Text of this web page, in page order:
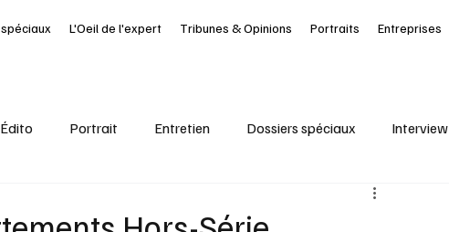
L'Oeil de l'expert Tribunes & Opinions Portraits Entreprises
Édito Portrait Entretien Dossiers spéciaux Interview
Kiosque